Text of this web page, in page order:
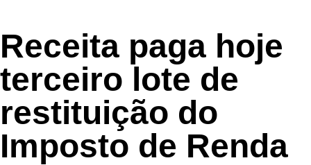
Receita paga hoje
terceiro lote de
restituição do
Imposto de Renda